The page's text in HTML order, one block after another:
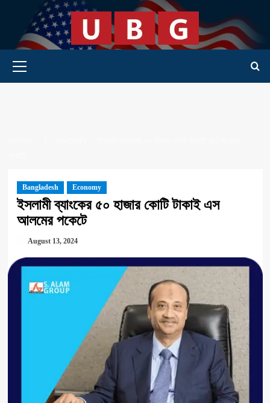
content
Primary Menu
Bangladesh Economy
ইসলামী ব্যাংকের ৫০ হাজার কোটি টাকাই এস
আলমের পকেটে
August 13, 2024